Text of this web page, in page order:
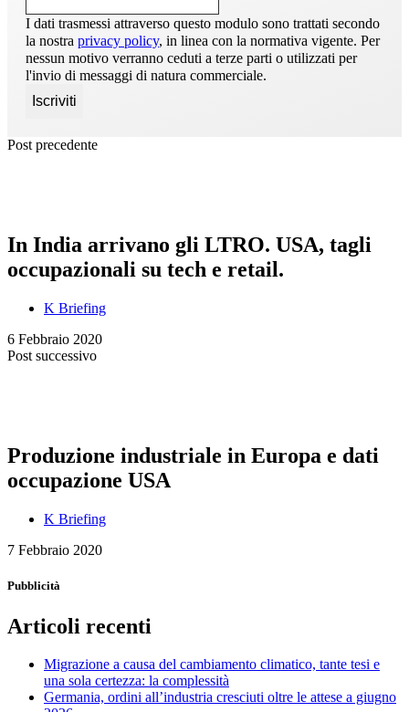
I dati trasmessi attraverso questo modulo sono trattati secondo
la nostra privacy policy, in linea con la normativa vigente. Per
nessun motivo verranno ceduti a terze parti o utilizzati per
l'invio di messaggi di natura commerciale.
Post precedente
In India arrivano gli LTRO. USA, tagli
occupazionali su tech e retail.
K Briefing
6 Febbraio 2020
Post successivo
Produzione industriale in Europa e dati
occupazione USA
K Briefing
7 Febbraio 2020
Pubblicità
Articoli recenti
Migrazione a causa del cambiamento climatico, tante tesi e
una sola certezza: la complessità
Germania, ordini all’industria cresciuti oltre le attese a giugno